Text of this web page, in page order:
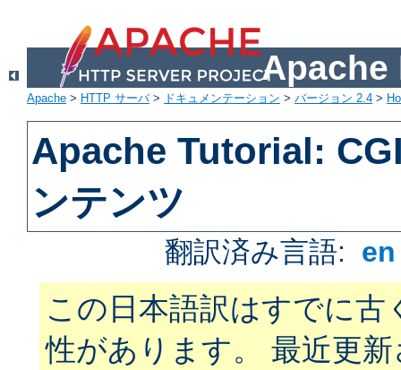
Apache
Apache > HTTP サーバ> ドキュメンテーション > バージョン 2.4 >
Apache Tutorial:
ンテンツ
翻訳済み言語:
この日本語訳はすでに古
性があります。 最近更